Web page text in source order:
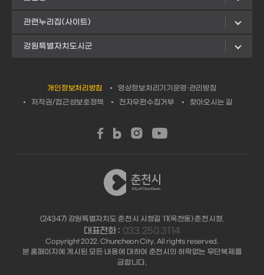
관련누리집(사이트)
강원특별자치도시군
개인정보처리방침
영상정보처리기기운영·관리방침
저작권/접근성보호정책
전자우편수집거부 찾아오시는 길
(24347) 강원특별자치도 춘천시 시청길 11(옥천동) 춘천시청.
대표전화 : 033.250.3114
Copyright 2022. Chuncheon City. All rights reserved.
본 홈페이지에 게시된 모든 내용에 대하여 춘천시의 허락없는 무단복제를
금합니다.